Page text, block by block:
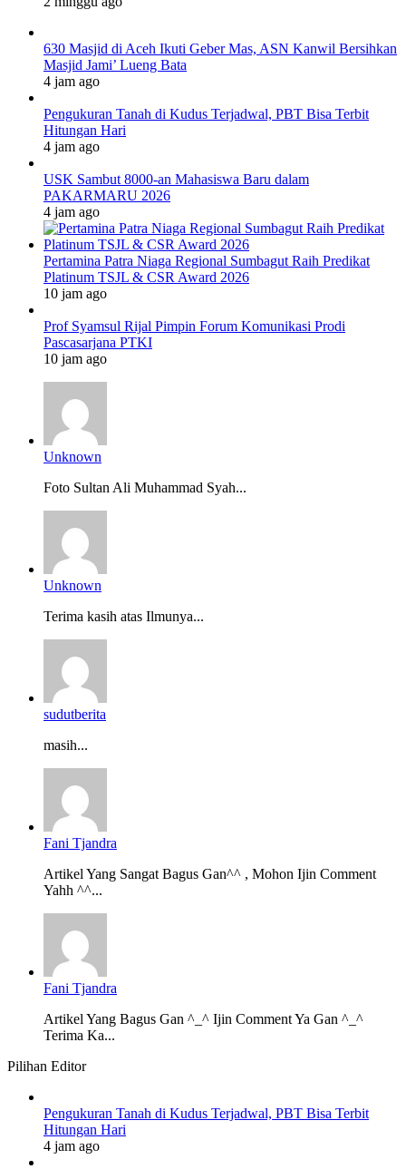
630 Masjid di Aceh Ikuti Geber Mas, ASN Kanwil Bersihkan
Masjid Jami’ Lueng Bata
4 jam ago
Pengukuran Tanah di Kudus Terjadwal, PBT Bisa Terbit
Hitungan Hari
4 jam ago
USK Sambut 8000-an Mahasiswa Baru dalam
PAKARMARU 2026
4 jam ago
Pertamina Patra Niaga Regional Sumbagut Raih Predikat
Platinum TSJL & CSR Award 2026
10 jam ago
Prof Syamsul Rijal Pimpin Forum Komunikasi Prodi
Pascasarjana PTKI
10 jam ago
Unknown
Foto Sultan Ali Muhammad Syah...
Unknown
Terima kasih atas Ilmunya...
sudutberita
masih...
Fani Tjandra
Artikel Yang Sangat Bagus Gan^^ , Mohon Ijin Comment
Yahh ^^...
Fani Tjandra
Artikel Yang Bagus Gan ^_^ Ijin Comment Ya Gan ^_^
Terima Ka...
Pilihan Editor
Pengukuran Tanah di Kudus Terjadwal, PBT Bisa Terbit
Hitungan Hari
4 jam ago